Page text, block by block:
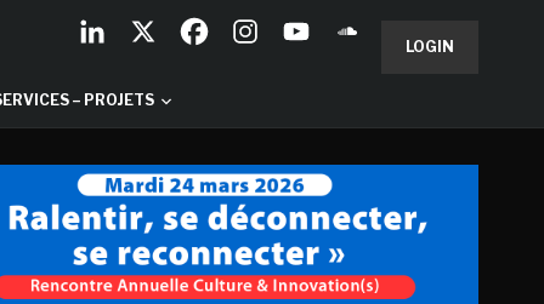
LOGIN
– PROJETS